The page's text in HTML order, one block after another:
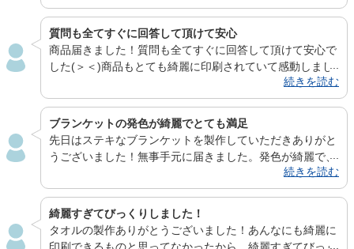
ていただける個人でも利用しやすいのが素晴らしく。 よ
り多くの商品を作れるようになりましたら、こちらとして
もとてもうれしく思います。以上、今後とも、よろしくお
願いいたします。
た。大変助かりました。商品も理想通りで印刷もきれい
で、とても満足できるものでした。ブランケットはイベン
トでプレゼント品にさせていただきました。受け取った方
も満足していただけたようで、電脳プリントさんへお願い
してよかったと思いました。また機会がありましたら是非
質問も全てすぐに回答して頂けて安心
商品届きました！質問も全てすぐに回答して頂けて安心で
した(＞＜)商品もとても綺麗に印刷されていて感動しまし
た！この度はありがとうございました！また機会があれば
ぜひお願いしたいです！
続きを読む
ブランケットの発色が綺麗でとても満足
先日はステキなブランケットを製作していただきありがと
うございました！無事手元に届きました。発色が綺麗で、
仕上がりにとても満足です…！またブランケットを作成す
る時があったら、ぜひまた注文させて下さい。 この度は
本当にありがとうございました。
続きを読む
綺麗すぎてびっくりしました！
タオルの製作ありがとうございました！あんなにも綺麗に